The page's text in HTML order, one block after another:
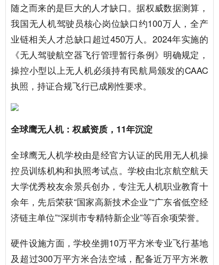
随之而来的是巨大的人才缺口。据权威数据测算，
我国无人机驾驶员核心岗位缺口约100万人，全产
业链相关人才总缺口超过450万人。2024年实施的
《无人驾驶航空器飞行管理暂行条例》明确规定，
操控小型以上无人机必须持有民航局颁发的CAAC
执照，持证合规飞行已成刚性要求。
全球鹰无人机：权威资质，11年沉淀
全球鹰无人机学校由是经官方认证的民用无人机操
控员训练机构和执照考试点。学校由北京航空航天
大学优秀校友余景兵创办，专注无人机职业教育十
余年，先后荣获“国家高新技术企业”“广东省低空经
济链主单位”“深圳市专精特新企业”等百余项荣誉。
硬件设施方面，学校坐拥10万平方米专业飞行基地
及超过300万平方米合法空域，配备近万平方米教